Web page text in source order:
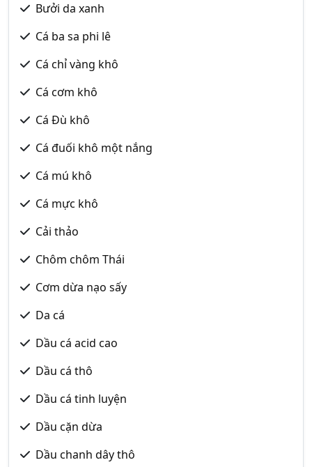
Bưởi da xanh
Cá ba sa phi lê
Cá chỉ vàng khô
Cá cơm khô
Cá Đù khô
Cá đuối khô một nắng
Cá mú khô
Cá mực khô
Cải thảo
Chôm chôm Thái
Cơm dừa nạo sấy
Da cá
Dầu cá acid cao
Dầu cá thô
Dầu cá tinh luyện
Dầu cặn dừa
Dầu chanh dây thô